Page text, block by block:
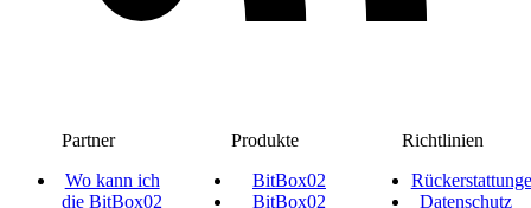
Partner
Wo kann ich
die BitBox02
Produkte
BitBox02
BitBox02
Richtlinien
Datenschutz